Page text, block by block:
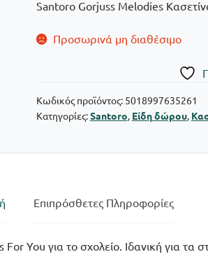
Santoro Gorjuss Melodies
Προσωρινά μη διαθέσιμο
Κωδικός προϊόντος: 5018997635261
Κατηγορίες:Santoro, Είδη δώρου,
Επιπρόσθετες Πληροφορίες
You για το σχολείο. Ιδανική για τα